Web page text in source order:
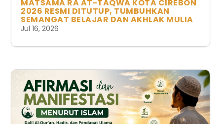
MATSAMA RA AT-TAQWA KOTA CIREBON
2026 RESMI DITUTUP, TUMBUHKAN
SEMANGAT BELAJAR DAN AKHLAK MULIA
Jul 16, 2026